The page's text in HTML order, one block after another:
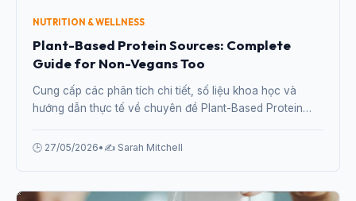
NUTRITION & WELLNESS
Plant-Based Protein Sources: Complete
Guide for Non-Vegans Too
Cung cấp các phân tích chi tiết, số liệu khoa học và
hướng dẫn thực tế về chuyên đề Plant-Based Protein
chuyên gia.
🕒 27/05/2026• ✍️ Sarah Mitchell